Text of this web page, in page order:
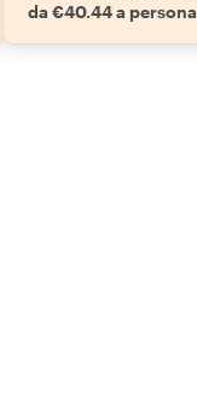
da €40.44 a persona